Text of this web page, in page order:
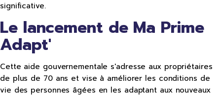
significative.
Le lancement de Ma Prime
Adapt'
Cette aide gouvernementale s'adresse aux propriétaires
de plus de 70 ans et vise à améliorer les conditions de
vie des personnes âgées en les adaptant aux nouveaux